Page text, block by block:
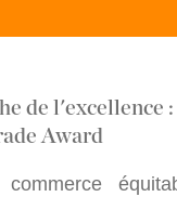
de l'excellence :
Award